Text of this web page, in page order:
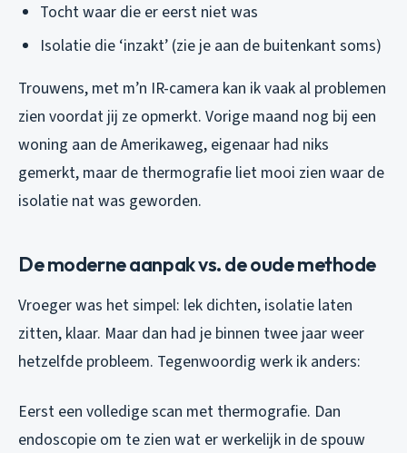
Tocht waar die er eerst niet was
Isolatie die ‘inzakt’ (zie je aan de buitenkant soms)
Trouwens, met m’n IR-camera kan ik vaak al problemen
zien voordat jij ze opmerkt. Vorige maand nog bij een
woning aan de Amerikaweg, eigenaar had niks
gemerkt, maar de thermografie liet mooi zien waar de
isolatie nat was geworden.
De moderne aanpak vs. de oude methode
Vroeger was het simpel: lek dichten, isolatie laten
zitten, klaar. Maar dan had je binnen twee jaar weer
hetzelfde probleem. Tegenwoordig werk ik anders:
Eerst een volledige scan met thermografie. Dan
endoscopie om te zien wat er werkelijk in de spouw